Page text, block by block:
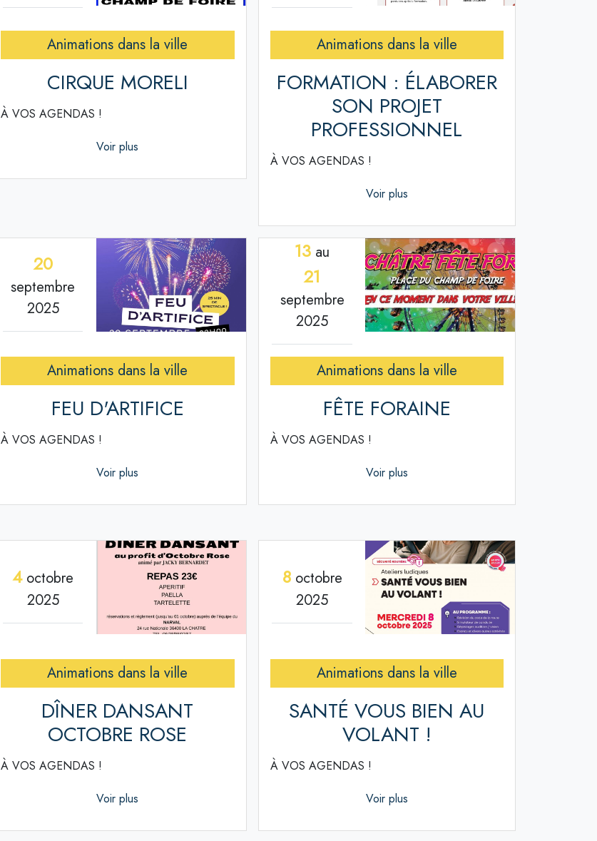
Animations dans la ville
CIRQUE MORELI
À VOS AGENDAS !
Voir plus
Animations dans la ville
FORMATION : ÉLABORER
SON PROJET
PROFESSIONNEL
À VOS AGENDAS !
Voir plus
20
septembre
2025
Animations dans la ville
FEU D'ARTIFICE
À VOS AGENDAS !
Voir plus
13 au
21
septembre
2025
Animations dans la ville
FÊTE FORAINE
À VOS AGENDAS !
Voir plus
4octobre
2025
Animations dans la ville
DÎNER DANSANT
OCTOBRE ROSE
À VOS AGENDAS !
Voir plus
8octobre
2025
Animations dans la ville
SANTÉ VOUS BIEN AU
VOLANT !
À VOS AGENDAS !
Voir plus